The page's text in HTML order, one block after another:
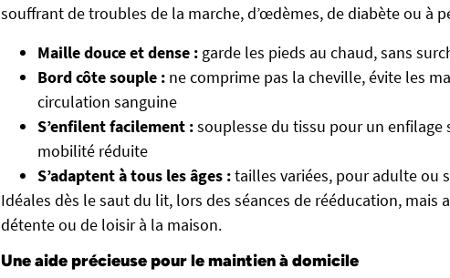
souffrant de troubles de la marche, d’œdèmes, de diabète ou à
Maille douce et dense : garde les pieds au chaud, sans
Bord côte souple : ne comprime pas la cheville, évite les
circulation sanguine
S’enfilent facilement :souplesse du tissu pour un enfilage
mobilité réduite
S’adaptent à tous les âges :tailles variées, pour adulte ou
Idéales dès le saut du lit, lors des séances de rééducation, mais
détente ou de loisir à la maison.
Une aide précieuse pour le maintien à domicile